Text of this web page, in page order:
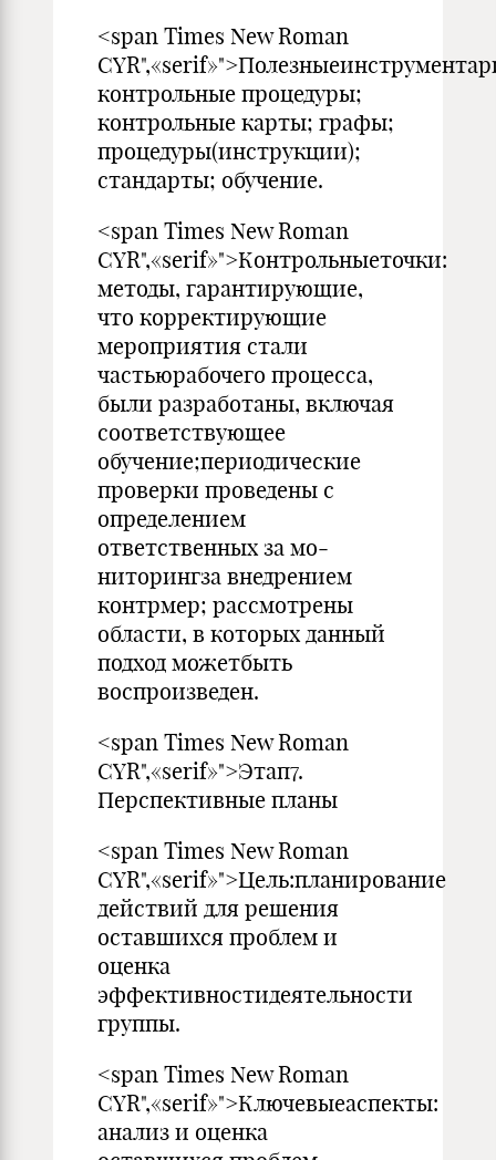
<span Times New Roman
контрольные процедуры;
кон­трольные карты; графы;
процедуры(инструкции);
стандарты; обучение.
<span Times New Roman
CYR",«serif»">Контрольныеточки:
методы, гарантирующие,
что корректи­рующие
мероприятия стали
частьюрабочего процесса,
были разработаны, включая
соответствующее
обучение;периодиче­ские
проверки проведены с
определением
ответственных за мо­
ниторингза внедрением
контрмер; рассмотрены
области, в ко­торых данный
подход можетбыть
воспроизведен.
<span Times New Roman
CYR",«serif»">Этап7.
Перспективные планы
<span Times New Roman
CYR",«serif»">Цель:планирование
действий для решения
оставшихся про­блем и
оценка
эффективностидеятельности
группы.
<span Times New Roman
CYR",«serif»">Ключевыеаспекты:
анализ и оценка